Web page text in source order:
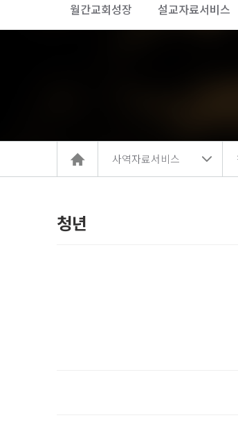
월간교회성장 설교자료서비스
홈
로
사역자료서비스
청년